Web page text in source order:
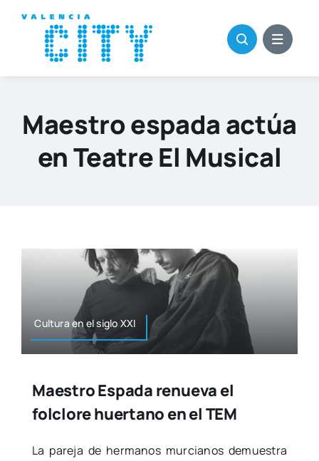
contenido
Maestro espada actúa
en Teatre El Musical
Cul­tu­ra en el siglo XXI
Maestro Espada renueva el
folclore huertano en el TEM
La pare­ja de her­ma­nos mur­cia­nos demues­tra